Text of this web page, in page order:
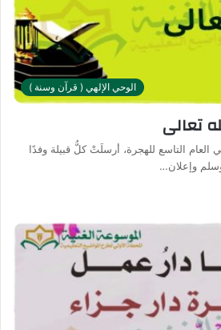
الوحي الإلهي ( قرآن وسنة )
تعالى
العام التاسع للهجرة، أرسلَتْ كلُّ قبيلة وفدًا
وسلم وإعلان…